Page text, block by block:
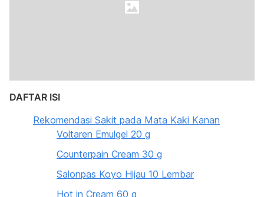
DAFTAR ISI
Rekomendasi Sakit pada Mata Kaki Kanan
Voltaren Emulgel 20 g
Counterpain Cream 30 g
Salonpas Koyo Hijau 10 Lembar
Hot in Cream 60 g